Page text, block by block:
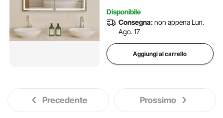
Prese USB
Disponibile
Consegna:non appena Lun.
Ago. 17
Aggiungi al carrello
Precedente Prossimo